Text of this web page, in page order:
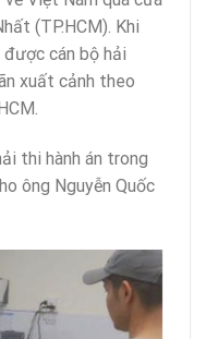
(TP.HCM). Khi
được cán bộ hải
xuất cảnh theo
thi hành án trong
ông Nguyễn Quốc